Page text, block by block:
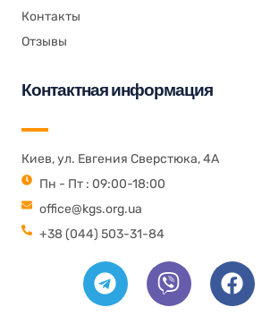
Контакты
Отзывы
Контактная информация
Киев, ул. Евгения Сверстюка, 4А
Пн - Пт : 09:00-18:00
office@kgs.org.ua
+38 (044) 503-31-84